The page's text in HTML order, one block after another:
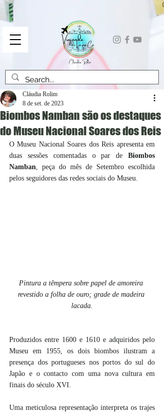
Biombos Namban são os destaques
do Museu Nacional Soares dos Reis
Cláudia Rolim
8 de set. de 2023
O Museu Nacional Soares dos Reis apresenta em
duas sessões comentadas o par de Biombos
Namban, peça do mês de Setembro escolhida
pelos seguidores das redes sociais do Museu.
Pintura a têmpera sobre papel de amoreira
revestido a folha de ouro; grade de madeira
lacada.
Produzidos entre 1600 e 1610 e adquiridos pelo
Museu em 1955, os dois biombos ilustram a
presença dos portugueses nos portos do sul do
Japão e o contacto com uma nova cultura em
finais do século XVI.
Uma meticulosa representação interpreta os trajes